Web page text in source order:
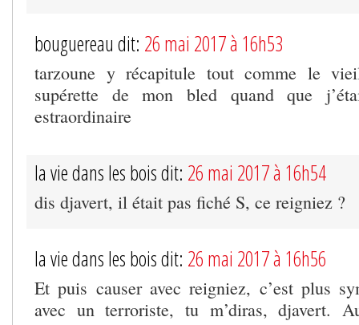
bouguereau dit: 26 mai 2017 à 16h53
tarzoune y récapitule tout comme le
supérette de mon bled quand que
estraordinaire
la vie dans les bois dit: 26 mai 2017 à 16h54
dis djavert, il était pas fiché S, ce reigniez ?
la vie dans les bois dit: 26 mai 2017 à 16h56
Et puis causer avec reigniez, c’est plus
avec un terroriste, tu m’diras, djavert.